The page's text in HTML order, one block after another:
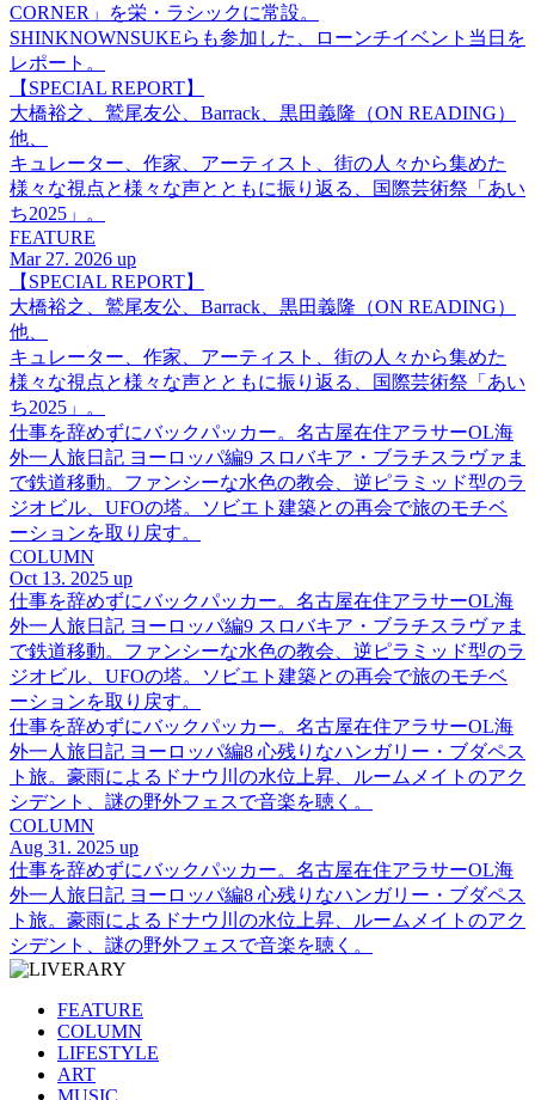
CORNER」を栄・ラシックに常設。
SHINKNOWNSUKEらも参加した、ローンチイベント当日を
レポート。
【SPECIAL REPORT】
大橋裕之、鷲尾友公、Barrack、黒田義隆（ON READING）
他、
キュレーター、作家、アーティスト、街の人々から集めた
様々な視点と様々な声とともに振り返る、国際芸術祭「あい
ち2025」。
FEATURE
Mar 27. 2026 up
【SPECIAL REPORT】
大橋裕之、鷲尾友公、Barrack、黒田義隆（ON READING）
他、
キュレーター、作家、アーティスト、街の人々から集めた
様々な視点と様々な声とともに振り返る、国際芸術祭「あい
ち2025」。
仕事を辞めずにバックパッカー。名古屋在住アラサーOL海
外一人旅日記 ヨーロッパ編9 スロバキア・ブラチスラヴァま
で鉄道移動。ファンシーな水色の教会、逆ピラミッド型のラ
ジオビル、UFOの塔。ソビエト建築との再会で旅のモチベ
ーションを取り戻す。
COLUMN
Oct 13. 2025 up
仕事を辞めずにバックパッカー。名古屋在住アラサーOL海
外一人旅日記 ヨーロッパ編9 スロバキア・ブラチスラヴァま
で鉄道移動。ファンシーな水色の教会、逆ピラミッド型のラ
ジオビル、UFOの塔。ソビエト建築との再会で旅のモチベ
ーションを取り戻す。
仕事を辞めずにバックパッカー。名古屋在住アラサーOL海
外一人旅日記 ヨーロッパ編8 心残りなハンガリー・ブダペス
ト旅。豪雨によるドナウ川の水位上昇、ルームメイトのアク
シデント、謎の野外フェスで音楽を聴く。
COLUMN
Aug 31. 2025 up
仕事を辞めずにバックパッカー。名古屋在住アラサーOL海
外一人旅日記 ヨーロッパ編8 心残りなハンガリー・ブダペス
ト旅。豪雨によるドナウ川の水位上昇、ルームメイトのアク
シデント、謎の野外フェスで音楽を聴く。
FEATURE
COLUMN
LIFESTYLE
ART